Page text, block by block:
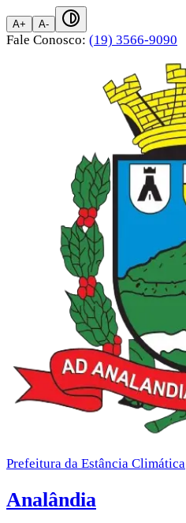
A+ A-
Fale Conosco: (19) 3566-9090
Prefeitura da Estância Climática
Analândia